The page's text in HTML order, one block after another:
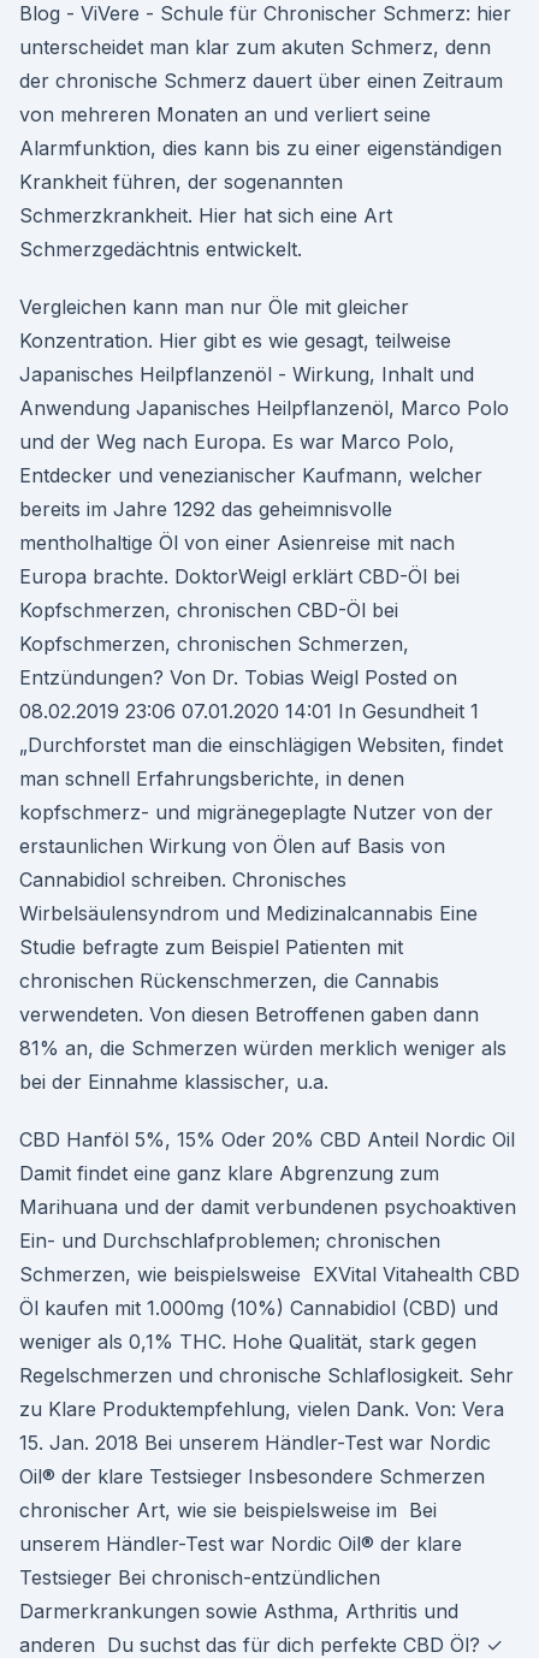
Blog - ViVere - Schule für Chronischer Schmerz: hier
unterscheidet man klar zum akuten Schmerz, denn
der chronische Schmerz dauert über einen Zeitraum
von mehreren Monaten an und verliert seine
Alarmfunktion, dies kann bis zu einer eigenständigen
Krankheit führen, der sogenannten
Schmerzkrankheit. Hier hat sich eine Art
Schmerzgedächtnis entwickelt.
Vergleichen kann man nur Öle mit gleicher
Konzentration. Hier gibt es wie gesagt, teilweise
Japanisches Heilpflanzenöl - Wirkung, Inhalt und
Anwendung Japanisches Heilpflanzenöl, Marco Polo
und der Weg nach Europa. Es war Marco Polo,
Entdecker und venezianischer Kaufmann, welcher
bereits im Jahre 1292 das geheimnisvolle
mentholhaltige Öl von einer Asienreise mit nach
Europa brachte. DoktorWeigl erklärt CBD-Öl bei
Kopfschmerzen, chronischen CBD-Öl bei
Kopfschmerzen, chronischen Schmerzen,
Entzündungen? Von Dr. Tobias Weigl Posted on
08.02.2019 23:06 07.01.2020 14:01 In Gesundheit 1
„Durchforstet man die einschlägigen Websiten, findet
man schnell Erfahrungsberichte, in denen
kopfschmerz- und migränegeplagte Nutzer von der
erstaunlichen Wirkung von Ölen auf Basis von
Cannabidiol schreiben. Chronisches
Wirbelsäulensyndrom und Medizinalcannabis Eine
Studie befragte zum Beispiel Patienten mit
chronischen Rückenschmerzen, die Cannabis
verwendeten. Von diesen Betroffenen gaben dann
81% an, die Schmerzen würden merklich weniger als
bei der Einnahme klassischer, u.a.
CBD Hanföl 5%, 15% Oder 20% CBD Anteil Nordic Oil
Damit findet eine ganz klare Abgrenzung zum
Marihuana und der damit verbundenen psychoaktiven
Ein- und Durchschlafproblemen; chronischen
Schmerzen, wie beispielsweise EXVital Vitahealth CBD
Öl kaufen mit 1.000mg (10%) Cannabidiol (CBD) und
weniger als 0,1% THC. Hohe Qualität, stark gegen
Regelschmerzen und chronische Schlaflosigkeit. Sehr
zu Klare Produktempfehlung, vielen Dank. Von: Vera
15. Jan. 2018 Bei unserem Händler-Test war Nordic
Oil® der klare Testsieger Insbesondere Schmerzen
chronischer Art, wie sie beispielsweise im Bei
unserem Händler-Test war Nordic Oil® der klare
Testsieger Bei chronisch-entzündlichen
Darmerkrankungen sowie Asthma, Arthritis und
anderen Du suchst das für dich perfekte CBD Öl? ✓